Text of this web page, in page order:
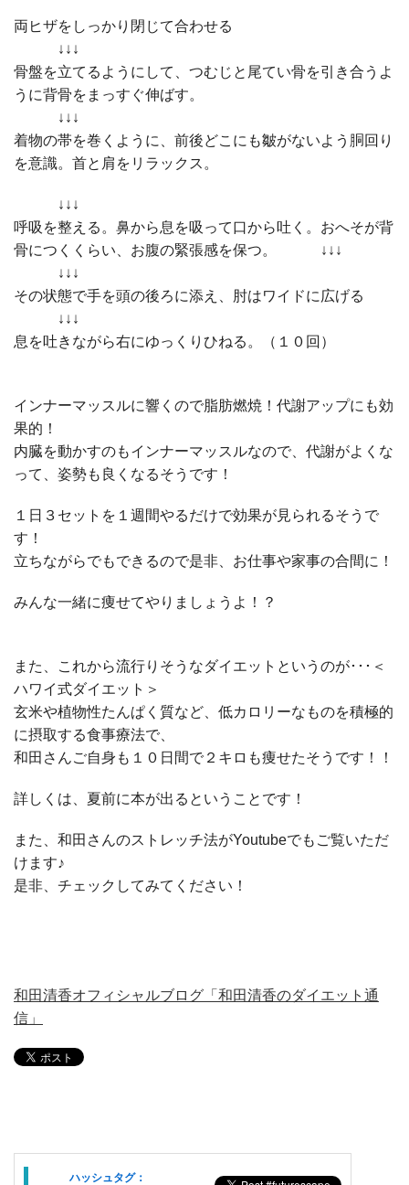
両ヒザをしっかり閉じて合わせる
↓↓↓
骨盤を立てるようにして、つむじと尾てい骨を引き合うよ
うに背骨をまっすぐ伸ばす。
↓↓↓
着物の帯を巻くように、前後どこにも皺がないよう胴回り
を意識。首と肩をリラックス。
↓↓↓
呼吸を整える。鼻から息を吸って口から吐く。おへそが背
骨につくくらい、お腹の緊張感を保つ。 ↓↓↓
↓↓↓
その状態で手を頭の後ろに添え、肘はワイドに広げる
↓↓↓
息を吐きながら右にゆっくりひねる。（１０回）
インナーマッスルに響くので脂肪燃焼！代謝アップにも効
果的！
内臓を動かすのもインナーマッスルなので、代謝がよくな
って、姿勢も良くなるそうです！
１日３セットを１週間やるだけで効果が見られるそうで
す！
立ちながらでもできるので是非、お仕事や家事の合間に！
みんな一緒に痩せてやりましょうよ！？
また、これから流行りそうなダイエットというのが･･･＜
ハワイ式ダイエット＞
玄米や植物性たんぱく質など、低カロリーなものを積極的
に摂取する食事療法で、
和田さんご自身も１０日間で２キロも痩せたそうです！！
詳しくは、夏前に本が出るということです！
また、和田さんのストレッチ法がYoutubeでもご覧いただ
けます♪
是非、チェックしてみてください！
和田清香オフィシャルブログ「和田清香のダイエット通
信」
ハッシュタグ：